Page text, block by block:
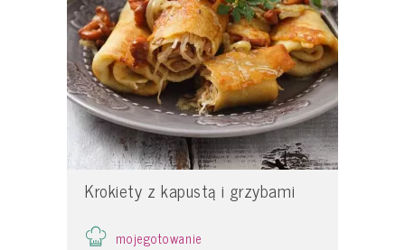
Krokiety z kapustą i grzybami
mojegotowanie